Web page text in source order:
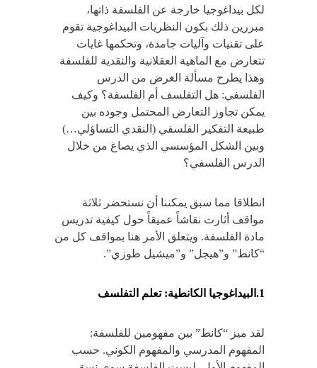
لكل بيداغوجيا خارجة عن الفلسفة ذاتها،
مبررين ذلك بكون النظريات البيداغوجية تقوم
على تقنيات وآليات جامدة، وتحكمها غايات
تتعارض مع الماهية العقلانية والنقدية للفلسفة
وهذا يطرح مسألة الغرض من الدرس
الفلسفي: هل التفلسف أم الفلسفة؟ وكيف
يمكن تجاوز التعارض المحتمل وجوده بين
طبيعة التفكير الفلسفي (النقدي التساؤلي…)
وبين الشكل المؤسسي الذي يصاغ من خلال
الدرس الفلسفي؟
انطلاقا مما سبق يمكننا أن نستحضر ثلاثة
مواقف أثارت نقاشاً عميقاً حول كيفية تدريس
مادة الفلسفة. ويتعلق الأمر هنا بمواقف كل من
“كانط” و”هيجل” و”ميشيل طوزي”.
1.البيداغوجيا الكانطية: تعلم التفلسف
لقد ميز “كانط” بين مفهومين للفلسفة:
المفهوم المدرسي والمفهوم الكوني. حسب